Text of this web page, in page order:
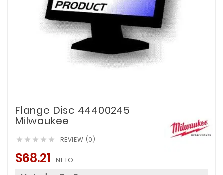
Flange Disc 44400245
Milwaukee
     REVIEW (0)
$68.21 NETO